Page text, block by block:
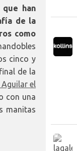
han
de la
como
cinco y
de la
el
con una
manitas